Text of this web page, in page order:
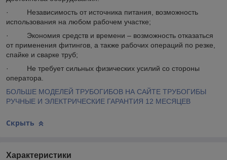
· Независимость от источника питания, возможность
использования на любом рабочем участке;
· Экономия средств и времени – возможность отказаться
от применения фитингов, а также рабочих операций по резке,
спайке и сварке труб;
· Не требует сильных физических усилий со стороны
оператора.
БОЛЬШЕ МОДЕЛЕЙ ТРУБОГИБОВ НА САЙТЕ ТРУБОГИБЫ
РУЧНЫЕ И ЭЛЕКТРИЧЕСКИЕ ГАРАНТИЯ 12 МЕСЯЦЕВ
Скрыть
Характеристики